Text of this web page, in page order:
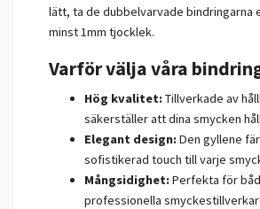
lätt, ta de dubbelvarvade bindringarna
minst 1mm tjocklek.
Varför välja våra
Hög kvalitet:Tillverkade av
säkerställer att dina smycken
Elegant design:Den gyllene
sofistikerad touch till varje
Mångsidighet:Perfekta för
professionella